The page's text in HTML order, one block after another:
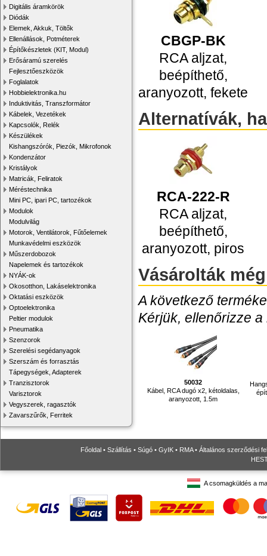
Digitális áramkörök
Diódák
Elemek, Akkuk, Töltők
Ellenállások, Potméterek
Építőkészletek (KIT, Modul)
Erősáramú szerelés
Fejlesztőeszközök
Foglalatok
Hobbielektronika.hu
Induktivitás, Transzformátor
Kábelek, Vezetékek
Kapcsolók, Relék
Készülékek
Kishangszórók, Piezók, Mikrofonok
Kondenzátor
Kristályok
Matricák, Feliratok
Méréstechnika
Mini PC, ipari PC, tartozékok
Modulok
Modulvilág
Motorok, Ventilátorok, Fűtőelemek
Munkavédelmi eszközök
Műszerdobozok
Napelemek és tartozékok
NYÁK-ok
Okosotthon, Lakáselektronika
Oktatási eszközök
Optoelektronika
Peltier modulok
Pneumatika
Szenzorok
Szerelési segédanyagok
Szerszám és forrasztás
Tápegységek, Adapterek
Tranzisztorok
Varisztorok
Vegyszerek, ragasztók
Zavarszűrők, Ferritek
CBGP-BK
RCA aljzat,
beépíthető,
aranyozott, fekete
Alternatívák,
RCA-222-R
RCA aljzat,
beépíthető,
aranyozott, piros
Vásárolták még
A következő
Kérjük, ellenőrizze
50032
Kábel, RCA dugó x2, kétoldalas,
aranyozott, 1.5m
Főoldal • Szállítás • Súgó • GyIK • RMA• Általános szerződési
A csomagküldés a